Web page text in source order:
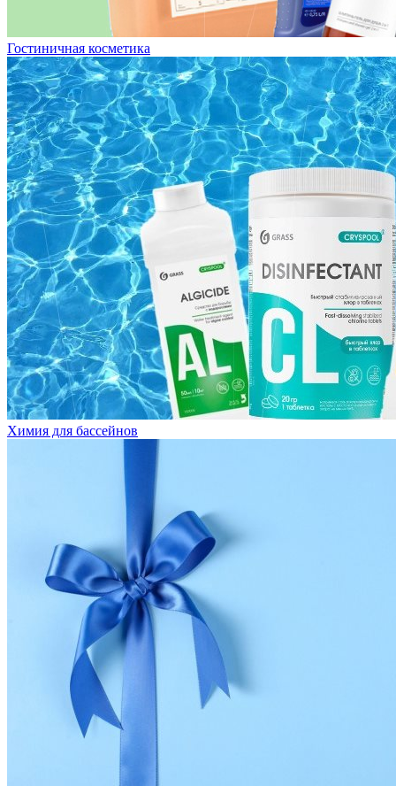
Гостиничная косметика
Химия для бассейнов